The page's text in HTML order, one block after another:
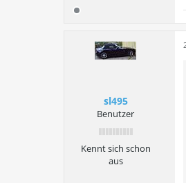
sl495
Benutzer
Kennt sich schon
aus